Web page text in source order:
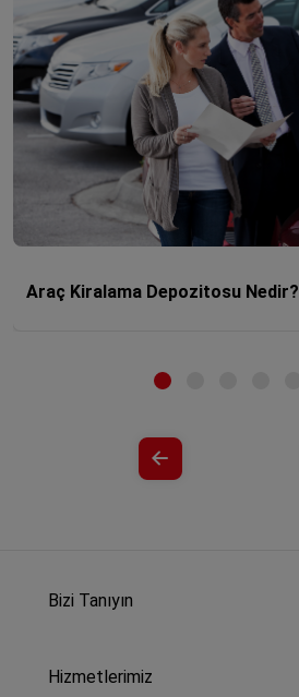
Araç Kiralama Depozitosu Nedir?
Bizi Tanıyın
Hizmetlerimiz